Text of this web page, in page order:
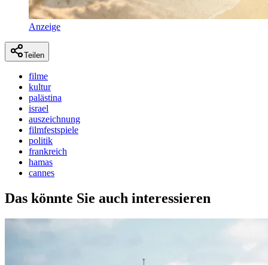
Anzeige
Teilen
filme
kultur
palästina
israel
auszeichnung
filmfestspiele
politik
frankreich
hamas
cannes
Das könnte Sie auch interessieren